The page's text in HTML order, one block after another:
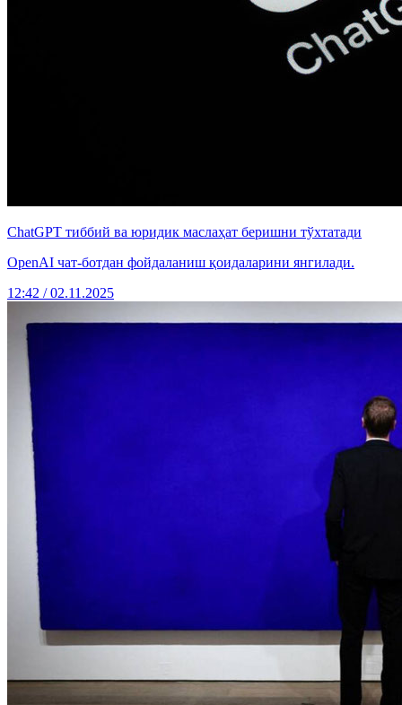
ChatGPT тиббий ва юридик маслаҳат беришни тўхтатади
OpenAI чат-ботдан фойдаланиш қоидаларини янгилади.
12:42 / 02.11.2025